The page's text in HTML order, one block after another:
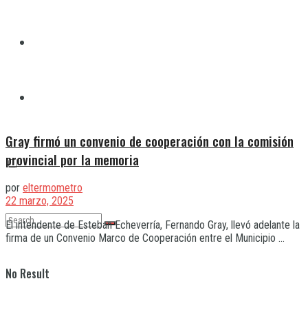
No Result
Gray firmó un convenio de cooperación con la comisión
provincial por la memoria
por eltermometro
22 marzo, 2025
El intendente de Esteban Echeverría, Fernando Gray, llevó adelante la
firma de un Convenio Marco de Cooperación entre el Municipio ...